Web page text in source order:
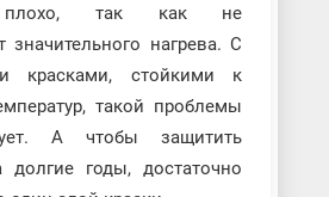
плохо, так как не
нагрева. С
красками, стойкими к
такой проблемы
А чтобы защитить
долгие годы, достаточно